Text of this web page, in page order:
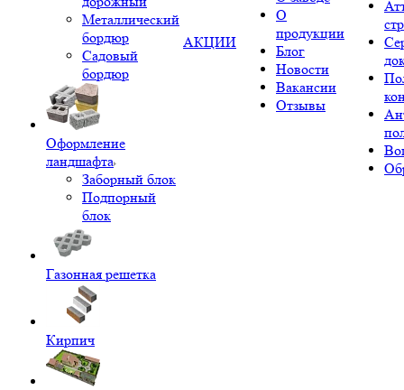
Металлический
бордюр
Садовый
бордюр
Оформление
ландшафта
Заборный блок
Подпорный
блок
Газонная решетка
Кирпич
АКЦИИ
О
продукции
Блог
Новости
Вакансии
Отзывы